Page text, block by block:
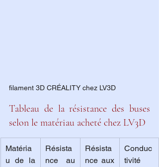
filament 3D CRÉALITY chez LV3D
Tableau de la résistance des buses
selon le matériau acheté chez LV3D
Matéria
u de la
Résista
nce au
Résista
nce aux
Conduc
tivité